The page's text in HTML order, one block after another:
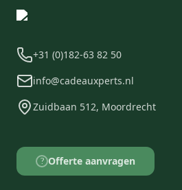
+31 (0)182-63 82 50
info@cadeauxperts.nl
Zuidbaan 512, Moordrecht
? Offerte aanvragen